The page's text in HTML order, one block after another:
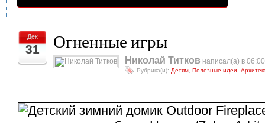
Дек
31 Огненные игры
Николай Титков написал(а) в 06:00
Рубрика(и): Детям Полезные идеи